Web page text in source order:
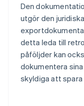
Den
utgör den
detta leda till
påföljder kan
dokumentera
skyldiga att